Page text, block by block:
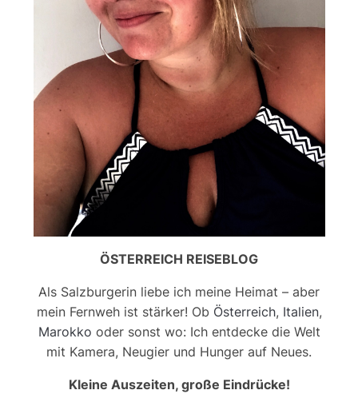
ÖSTERREICH REISEBLOG
Als Salzburgerin liebe ich meine Heimat – aber
mein Fernweh ist stärker! Ob Österreich, Italien,
Marokko oder sonst wo: Ich entdecke die Welt
mit Kamera, Neugier und Hunger auf Neues.
Kleine Auszeiten, große Eindrücke!